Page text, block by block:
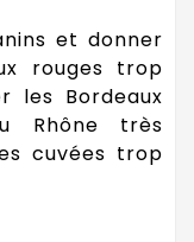
et donner
rouges trop
les Bordeaux
Rhône très
cuvées trop